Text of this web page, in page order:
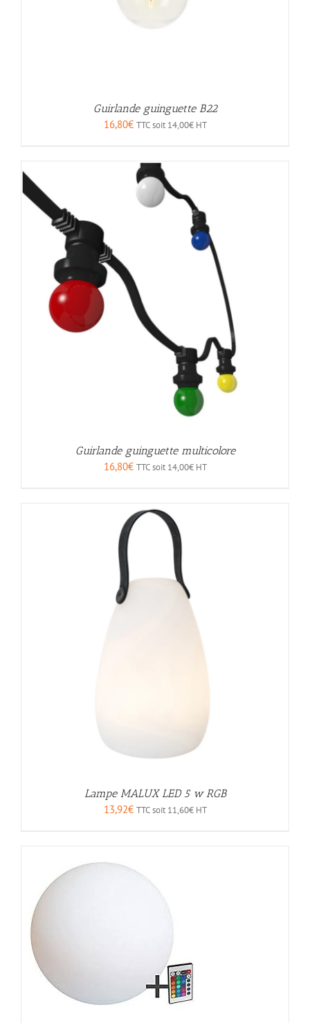
Guirlande guinguette B22
16,80€ TTC soit 14,00€HT
Guirlande guinguette multicolore
16,80€ TTC soit 14,00€HT
Lampe MALUX LED 5 w RGB
13,92€ TTC soit 11,60€HT